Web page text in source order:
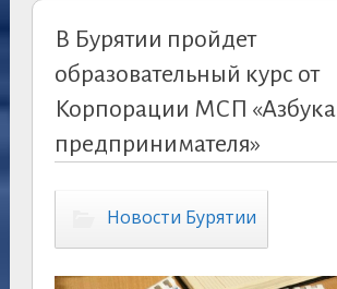
В Бурятии пройдет
образовательный курс от
Корпорации МСП «Азбука
предпринимателя»
Новости Бурятии